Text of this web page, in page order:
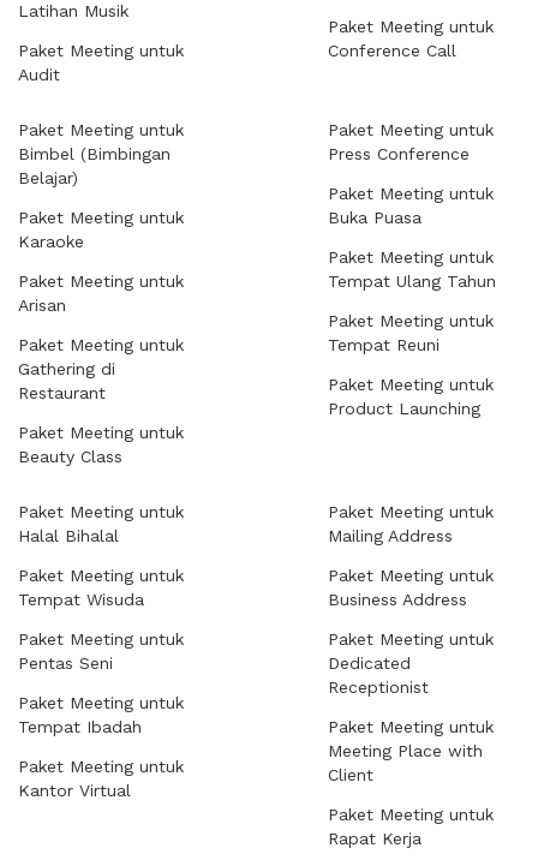
Latihan Musik
Paket Meeting untuk
Audit
Paket Meeting untuk
Conference Call
Paket Meeting untuk
Bimbel (Bimbingan
Belajar)
Paket Meeting untuk
Karaoke
Paket Meeting untuk
Arisan
Paket Meeting untuk
Gathering di
Restaurant
Paket Meeting untuk
Beauty Class
Paket Meeting untuk
Press Conference
Paket Meeting untuk
Buka Puasa
Paket Meeting untuk
Tempat Ulang Tahun
Paket Meeting untuk
Tempat Reuni
Paket Meeting untuk
Product Launching
Paket Meeting untuk
Halal Bihalal
Paket Meeting untuk
Tempat Wisuda
Paket Meeting untuk
Pentas Seni
Paket Meeting untuk
Tempat Ibadah
Paket Meeting untuk
Kantor Virtual
Paket Meeting untuk
Mailing Address
Paket Meeting untuk
Business Address
Paket Meeting untuk
Dedicated
Receptionist
Paket Meeting untuk
Meeting Place with
Client
Paket Meeting untuk
Rapat Kerja